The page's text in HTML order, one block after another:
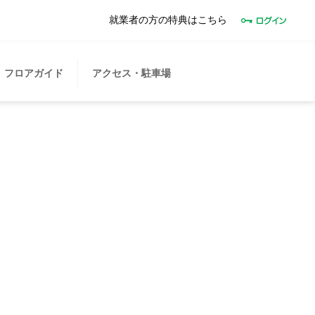
就業者の方の特典はこちら
フロアガイド アクセス・駐車場